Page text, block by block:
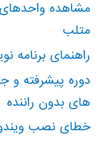
مشاهده
متلب
راهنمای برنامه
دوره پیشرفته و
های بدون راننده
خطای نصب